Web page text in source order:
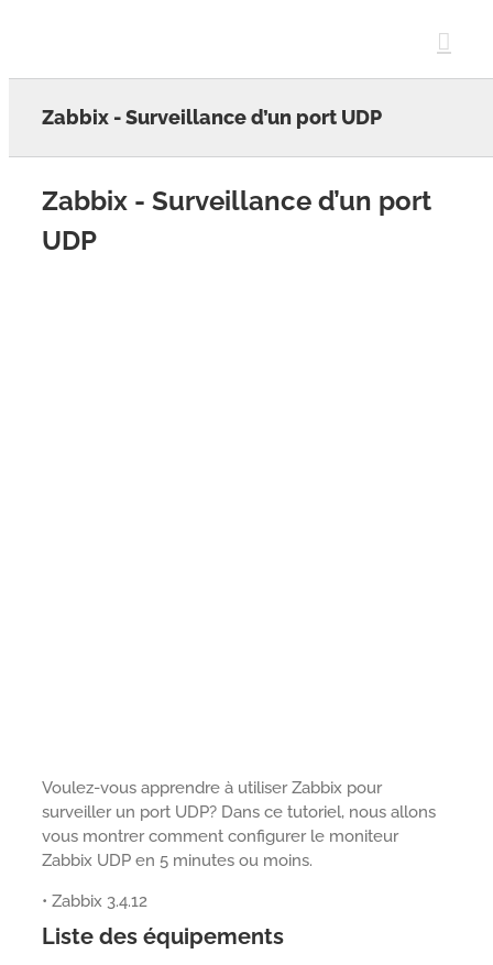
Zabbix - Surveillance d’un port UDP
Zabbix - Surveillance d’un port
UDP
Voulez-vous apprendre à utiliser Zabbix pour
surveiller un port UDP? Dans ce tutoriel, nous allons
vous montrer comment configurer le moniteur
Zabbix UDP en 5 minutes ou moins.
• Zabbix 3.4.12
Liste des équipements